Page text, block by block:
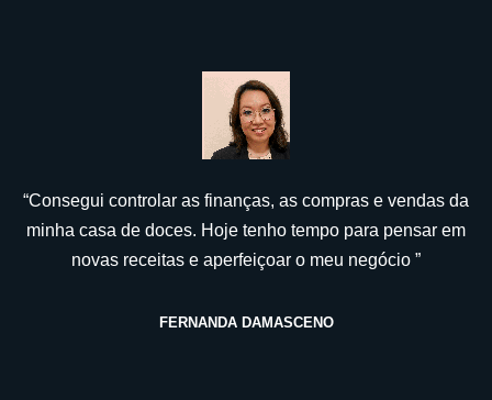
“Consegui controlar as finanças, as compras e vendas da
minha casa de doces. Hoje tenho tempo para pensar em
novas receitas e aperfeiçoar o meu negócio ”
FERNANDA DAMASCENO